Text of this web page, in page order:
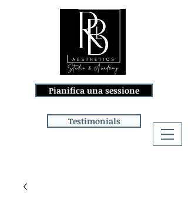
Pianifica una sessione
Testimonials